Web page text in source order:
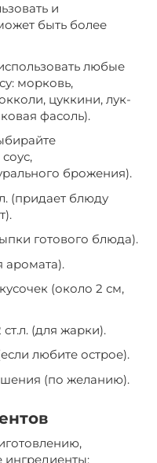
и
быть более
любые
морковь,
цуккини, лук-
фасоль).
брожения).
(придает блюду
готового блюда).
аромата).
(около 2 см,
(для жарки).
любите острое).
(по желанию).
ингредиенты: